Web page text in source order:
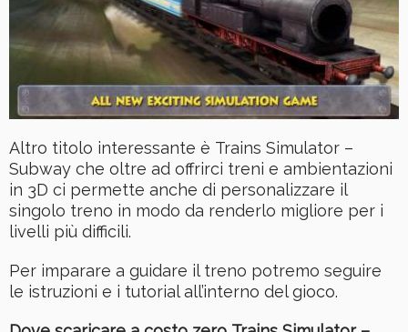
Altro titolo interessante è Trains Simulator –
Subway che oltre ad offrirci treni e ambientazioni
in 3D ci permette anche di personalizzare il
singolo treno in modo da renderlo migliore per i
livelli più difficili.
Per imparare a guidare il treno potremo seguire
le istruzioni e i tutorial all’interno del gioco.